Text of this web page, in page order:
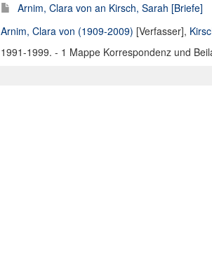
Arnim, Clara von an Kirsch, Sarah [Briefe]
Arnim, Clara von (1909-2009) [Verfasser],
1991-1999. - 1 Mappe Korrespondenz und